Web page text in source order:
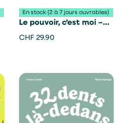
En stock (2 à 7 jours ouvrables)
Le pouvoir, c’est moi –
Caroline Stevan
CHF 29.90